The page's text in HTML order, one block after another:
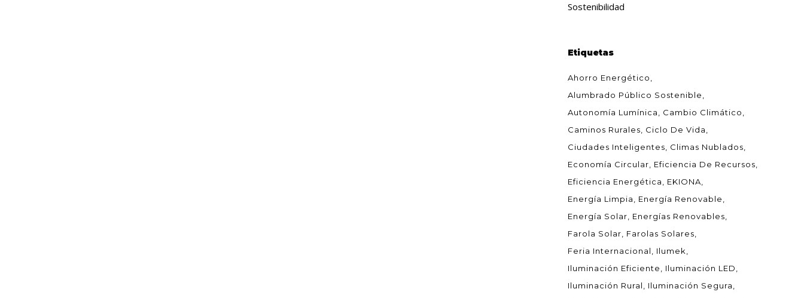
Sostenibilidad
Etiquetas
Ahorro Energético
Alumbrado Público Sostenible
Autonomía Lumínica
Cambio Climático
Caminos Rurales
Ciclo De Vida
Ciudades Inteligentes
Climas Nublados
Economía Circular
Eficiencia De Recursos
Eficiencia Energética
EKIONA
Energía Limpia
Energía Renovable
Energía Solar
Energías Renovables
Farola Solar
Farolas Solares
Feria Internacional
Ilumek
Iluminación Eficiente
Iluminación LED
Iluminación Rural
Iluminación Segura